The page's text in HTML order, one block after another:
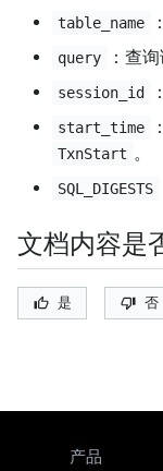
table_name
query ：查询
session_id
start_time
TxnStart 。
SQL_DIGESTS
文档内容是
是 否
产品